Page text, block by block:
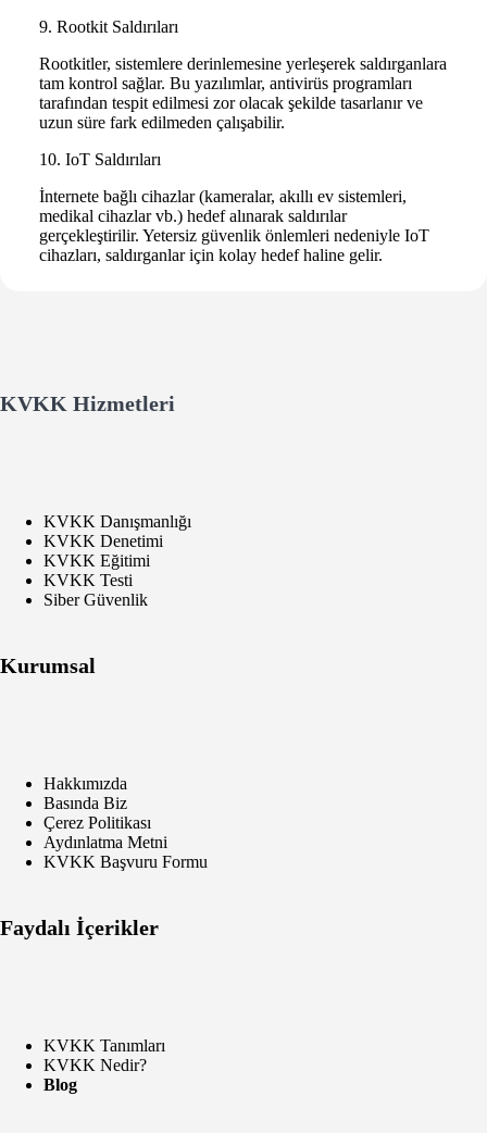
9. Rootkit Saldırıları
Rootkitler, sistemlere derinlemesine yerleşerek saldırganlara
tam kontrol sağlar. Bu yazılımlar, antivirüs programları
tarafından tespit edilmesi zor olacak şekilde tasarlanır ve
uzun süre fark edilmeden çalışabilir.
10. IoT Saldırıları
İnternete bağlı cihazlar (kameralar, akıllı ev sistemleri,
medikal cihazlar vb.) hedef alınarak saldırılar
gerçekleştirilir. Yetersiz güvenlik önlemleri nedeniyle IoT
cihazları, saldırganlar için kolay hedef haline gelir.
KVKK Hizmetleri
KVKK Danışmanlığı
KVKK Denetimi
KVKK Eğitimi
KVKK Testi
Siber Güvenlik
Kurumsal
Hakkımızda
Basında Biz
Çerez Politikası
Aydınlatma Metni
KVKK Başvuru Formu
Faydalı İçerikler
KVKK Tanımları
KVKK Nedir?
Blog